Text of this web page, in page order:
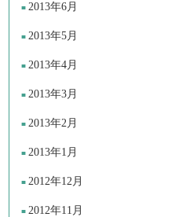
2013年6月
2013年5月
2013年4月
2013年3月
2013年2月
2013年1月
2012年12月
2012年11月